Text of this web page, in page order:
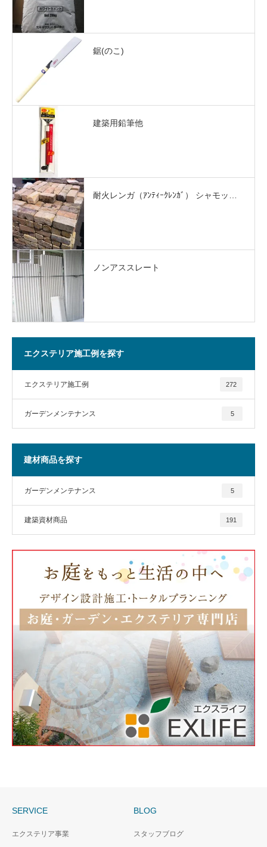
鋸(のこ)
建築用鉛筆他
耐火レンガ（ｱﾝﾃｨｰｸﾚﾝｶﾞ） シャモッ…
ノンアススレート
エクステリア施工例を探す
エクステリア施工例 272
ガーデンメンテナンス 5
建材商品を探す
ガーデンメンテナンス 5
建築資材商品 191
SERVICE
エクステリア事業
BLOG
スタッフブログ